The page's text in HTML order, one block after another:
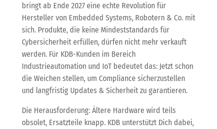
bringt ab Ende 2027 eine echte Revolution für
Hersteller von Embedded Systems, Robotern & Co. mit
sich. Produkte, die keine Mindeststandards für
Cybersicherheit erfüllen, dürfen nicht mehr verkauft
werden. Für KDB-Kunden im Bereich
Industrieautomation und IoT bedeutet das: Jetzt schon
die Weichen stellen, um Compliance sicherzustellen
und langfristig Updates & Sicherheit zu garantieren.
Die Herausforderung: Ältere Hardware wird teils
obsolet, Ersatzteile knapp. KDB unterstützt Dich dabei,